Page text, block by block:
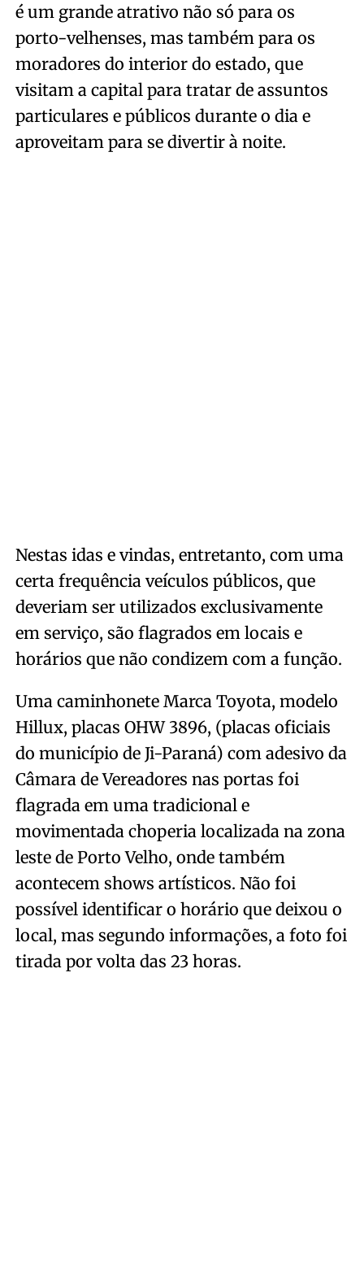
é um grande atrativo não só para os
porto-velhenses, mas também para os
moradores do interior do estado, que
visitam a capital para tratar de assuntos
particulares e públicos durante o dia e
aproveitam para se divertir à noite.
Nestas idas e vindas, entretanto, com uma
certa frequência veículos públicos, que
deveriam ser utilizados exclusivamente
em serviço, são flagrados em locais e
horários que não condizem com a função.
Uma caminhonete Marca Toyota, modelo
Hillux, placas OHW 3896, (placas oficiais
do município de Ji-Paraná) com adesivo da
Câmara de Vereadores nas portas foi
flagrada em uma tradicional e
movimentada choperia localizada na zona
leste de Porto Velho, onde também
acontecem shows artísticos. Não foi
possível identificar o horário que deixou o
local, mas segundo informações, a foto foi
tirada por volta das 23 horas.